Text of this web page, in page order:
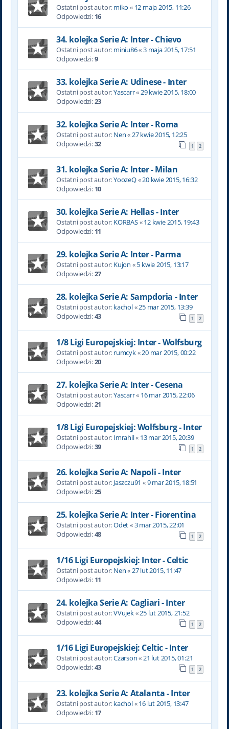
Ostatni post autor: miko « 12 maja 2015, 11:26
Odpowiedzi: 16
34. kolejka Serie A: Inter - Chievo
Ostatni post autor: miniu86«3 maja 2015, 17:51
Odpowiedzi:9
33. kolejka Serie A: Udinese - Inter
Ostatni post autor:Yascarr«29 kwie 2015, 18:00
Odpowiedzi:23
32. kolejka Serie A: Inter - Roma
Ostatni post autor: Nen«27 kwie 2015, 12:25
Odpowiedzi:32 1 2
31. kolejka Serie A: Inter - Milan
Ostatni post autor:YoozeQ«20 kwie 2015, 16:32
Odpowiedzi: 10
30. kolejka Serie A: Hellas - Inter
Ostatni post autor: KORBAS«12 kwie 2015, 19:43
Odpowiedzi: 11
29. kolejka Serie A: Inter - Parma
Ostatni post autor: Kujon «5 kwie 2015, 13:17
Odpowiedzi:27
28. kolejka Serie A: Sampdoria - Inter
Ostatni post autor: kachol«25 mar 2015, 13:39
Odpowiedzi:43 1 2
1/8 Ligi Europejskiej: Inter - Wolfsburg
Ostatni post autor: rumcyk«20 mar 2015, 00:22
Odpowiedzi:20
27. kolejka Serie A: Inter - Cesena
Ostatni post autor:Yascarr« 16 mar 2015, 22:06
Odpowiedzi:21
1/8 Ligi Europejskiej: Wolfsburg - Inter
Ostatni post autor: Imrahil« 13 mar 2015, 20:39
Odpowiedzi:39 1 2
26. kolejka Serie A: Napoli - Inter
Ostatni post autor: Jaszczu91 «9 mar 2015, 18:51
Odpowiedzi:25
25. kolejka Serie A: Inter - Fiorentina
Ostatni post autor:Odet«3 mar 2015, 22:01
Odpowiedzi:48 1 2
1/16 Ligi Europejskiej: Inter - Celtic
Ostatni post autor: Nen«27 lut 2015, 11:47
Odpowiedzi: 11
24. kolejka Serie A: Cagliari - Inter
Ostatni post autor:VVujek«25 lut 2015, 21:52
Odpowiedzi:44 1 2
1/16 Ligi Europejskiej: Celtic - Inter
Ostatni post autor:Czarson«21 lut 2015, 01:21
Odpowiedzi:43 1 2
23. kolejka Serie A: Atalanta - Inter
Ostatni post autor: kachol«16 lut 2015, 13:47
Odpowiedzi: 17